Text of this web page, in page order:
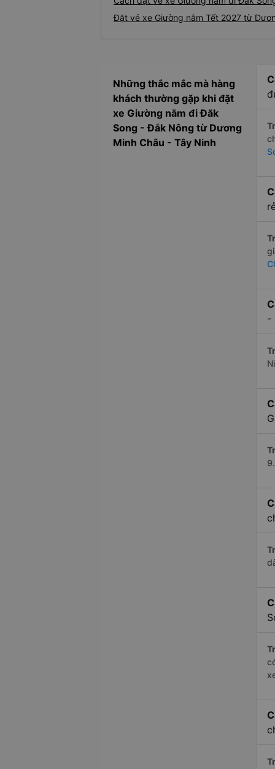
Đặt vé xe Giường nằm Tết 2027 từ
Những thắc mắc mà hàng
khách thường gặp khi đặt
xe Giường nằm đi Đăk
Song - Đắk Nông từ Dương
Minh Châu - Tây Ninh
-